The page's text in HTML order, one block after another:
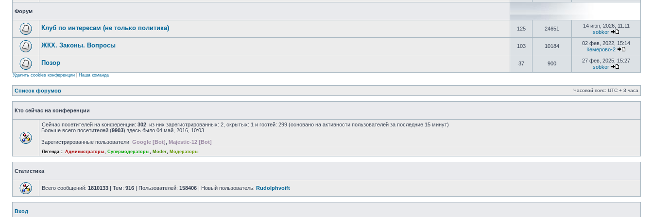
Форум
Клуб по интересам (не только политика) 125 24651
14 июн, 2026, 11:11
sobkor
ЖКХ. Законы. Вопросы 103 10184
02 фев, 2022, 15:14
Кемерово-2
Позор 37 900
27 фев, 2025, 15:27
sobkor
Удалить cookies конференции Наша команда
Список форумов Часовой пояс: UTC + 3 часа
Кто сейчас на конференции
Сейчас посетителей на конференции: 302 , из них зарегистрированных: 2, скрытых: 1 и гостей: 299 (основано на активности пользователей за последние 15 минут)
Больше всего посетителей (9903) здесь было 04 май, 2016, 10:03
Зарегистрированные пользователи: Google [Bot] Majestic-12 [Bot]
Легенда :: Администраторы, Супермодераторы, Moder, Модераторы
Статистика
Всего сообщений: 1810133 | Тем: 916 | Пользователей: 158406 | Новый пользователь: Rudolphvoift
Вход